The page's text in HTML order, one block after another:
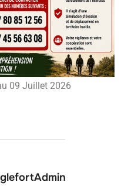
09 Juillet 2026
PUBLICATION